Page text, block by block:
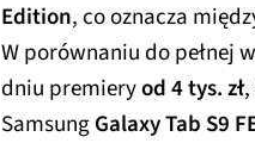
Edition, co oznacza
W porównaniu do pełnej
dniu premieryod 4 tys. zł,
SamsungGalaxy Tab S9